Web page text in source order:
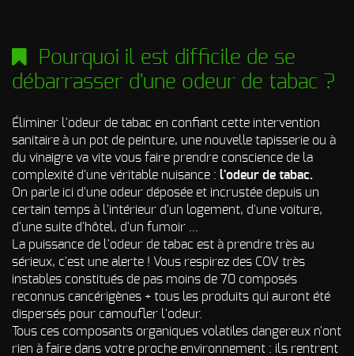
Pourquoi il est difficile de se
débarrasser d'une odeur de tabac ?
Éliminer l'odeur de tabac en confiant cette intervention
sanitaire à un pot de peinture, une nouvelle tapisserie ou à
du vinaigre va vite vous faire prendre conscience de la
complexité d'une véritable nuisance : l'odeur de tabac.
On parle ici d'une odeur déposée et incrustée depuis un
certain temps à l'intérieur d'un logement, d'une voiture,
d'une suite d'hôtel, d'un fumoir ...
La puissance de l'odeur de tabac est à prendre très au
sérieux, c'est une alerte ! Vous respirez des COV très
instables constitués de pas moins de 70 composés
reconnus cancérigènes + tous les produits qui auront été
dispersés pour camoufler l'odeur.
Tous ces composants organiques volatiles dangereux n'ont
rien à faire dans votre proche environnement : ils rentrent